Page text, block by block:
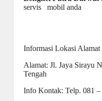
servis mobil anda
Informasi Lokasi
Alamat: Jl. Jaya Sirayu
Tengah
Info Kontak: Telp. 081